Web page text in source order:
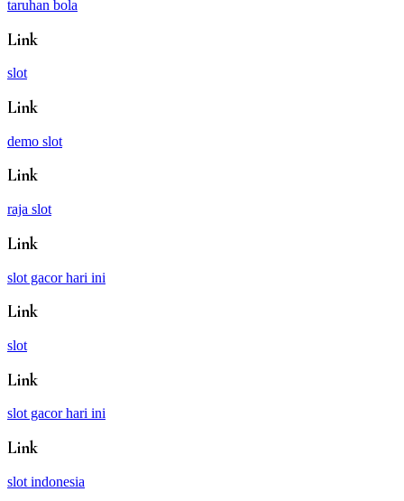
taruhan bola
Link
slot
Link
demo slot
Link
raja slot
Link
slot gacor hari ini
Link
slot
Link
slot gacor hari ini
Link
slot indonesia